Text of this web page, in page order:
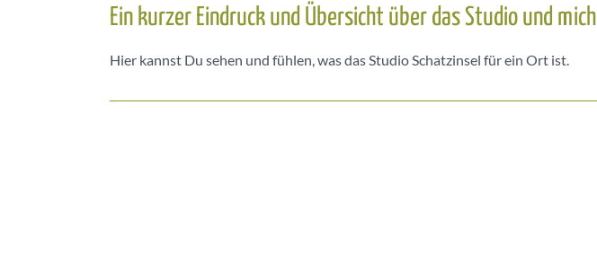
Ein kurzer Eindruck und Übersicht über das Studio und mich
Hier kannst Du sehen und fühlen, was das Studio Schatzinsel für ein Ort ist.